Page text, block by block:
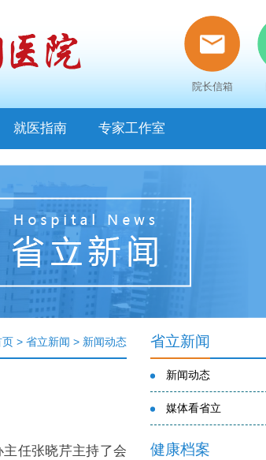
院长信箱
就医指南 专家工作室
页 > 省立新闻 > 新闻动态
任张晓芹主持了会
省立新闻
新闻动态
媒体看省立
健康档案